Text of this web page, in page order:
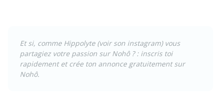
Et si, comme Hippolyte(voir son instagram) vous
partagiez votre passion sur Nohô ? : inscris toi
rapidement et crée ton annonce gratuitement sur
Nohô.